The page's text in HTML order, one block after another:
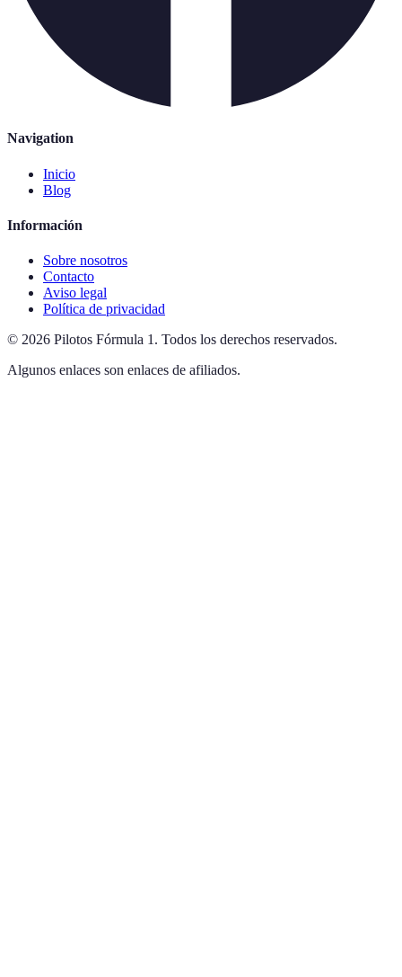
Navigation
Inicio
Blog
Información
Sobre nosotros
Contacto
Aviso legal
Política de privacidad
© 2026 Pilotos Fórmula 1 . Todos los derechos reservados.
Algunos enlaces son enlaces de afiliados.